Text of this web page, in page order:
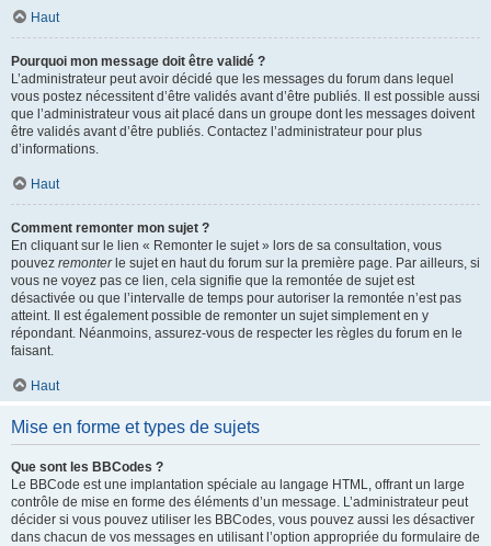
Haut
Pourquoi mon message doit être validé ?
L’administrateur peut avoir décidé que les messages du forum dans lequel
vous postez nécessitent d’être validés avant d’être publiés. Il est possible aussi
que l’administrateur vous ait placé dans un groupe dont les messages doivent
être validés avant d’être publiés. Contactez l’administrateur pour plus
d’informations.
Haut
Comment remonter mon sujet ?
En cliquant sur le lien « Remonter le sujet » lors de sa consultation, vous
pouvez remonterle sujet en haut du forum sur la première page. Par ailleurs, si
vous ne voyez pas ce lien, cela signifie que la remontée de sujet est
désactivée ou que l’intervalle de temps pour autoriser la remontée n’est pas
atteint. Il est également possible de remonter un sujet simplement en y
répondant. Néanmoins, assurez-vous de respecter les règles du forum en le
faisant.
Haut
Mise en forme et types de sujets
Que sont les BBCodes ?
Le BBCode est une implantation spéciale au langage HTML, offrant un large
contrôle de mise en forme des éléments d’un message. L’administrateur peut
décider si vous pouvez utiliser les BBCodes, vous pouvez aussi les désactiver
dans chacun de vos messages en utilisant l’option appropriée du formulaire de